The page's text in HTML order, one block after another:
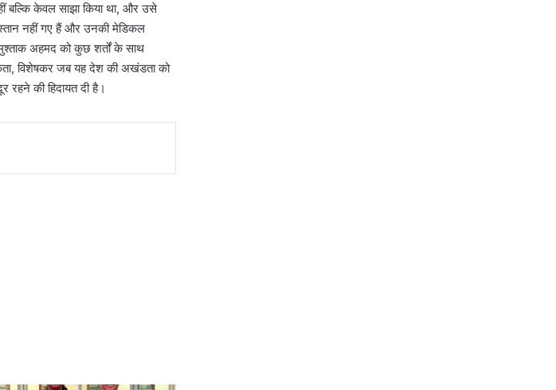
बल्कि केवल साझा किया था, और उसे
नहीं गए हैं और उनकी मेडिकल
मुश्ताक अहमद को कुछ शर्तों के साथ
विशेषकर जब यह देश की अखंडता को
की हिदायत दी है।